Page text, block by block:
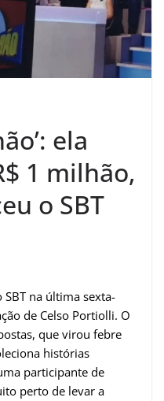
ela
1 milhão,
o SBT
SBT na última sexta-
de Celso Portiolli. O
que virou febre
histórias
participante de
perto de levar a